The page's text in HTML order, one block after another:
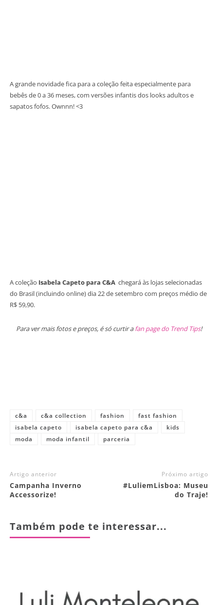
A grande novidade fica para a coleção feita especialmente para
bebês de 0 a 36 meses, com versões infantis dos looks adultos e
sapatos fofos. Ownnn! <3
A coleção Isabela Capeto para C&A chegará às lojas selecionadas
do Brasil (incluindo online) dia 22 de setembro com preços médio de
R$ 59,90.
Para ver mais fotos e preços, é só curtir afan page do Trend Tips!
c&a c&a collection fashion
fast fashion
isabela capeto
isabela capeto para c&a
kids
moda
moda infantil parceria
Artigo anterior
Campanha Inverno
Accessorize!
Próximo artigo
#LuliemLisboa: Museu
do Traje!
Também pode te interessar...